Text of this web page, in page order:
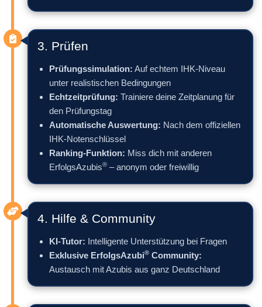
3. Prüfen
Prüfungssimulation: Auf echtem IHK-Niveau
unter realistischen Bedingungen
Echtzeitprüfung: Trainiere deine Zeitplanung für
den Prüfungstag
Automatische Auswertung: Nach dem offiziellen
IHK-Notenschlüssel
Ranking-Funktion: Miss dich mit anderen
ErfolgsAzubis® – anonym oder freiwillig
4. Hilfe & Community
KI-Tutor: Intelligente Unterstützung bei Fragen
Exklusive ErfolgsAzubi® Community:
Austausch mit Azubis aus ganz Deutschland